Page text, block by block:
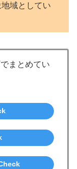
地域としてい
まとめてい